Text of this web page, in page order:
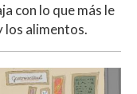
con lo que más le
los alimentos.